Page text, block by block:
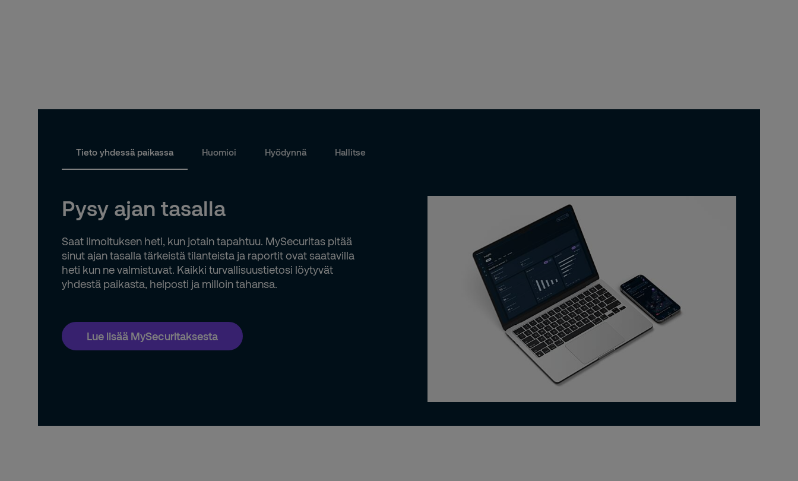
Tieto yhdessä paikassa Huomioi Hyödynnä Hallitse
Pysy ajan tasalla
Saat ilmoituksen heti, kun jotain tapahtuu. MySecuritas pitää
sinut ajan tasalla tärkeistä tilanteista ja raportit ovat saatavilla
heti kun ne valmistuvat. Kaikki turvallisuustietosi löytyvät
yhdestä paikasta, helposti ja milloin tahansa.
Lue lisää MySecuritaksesta